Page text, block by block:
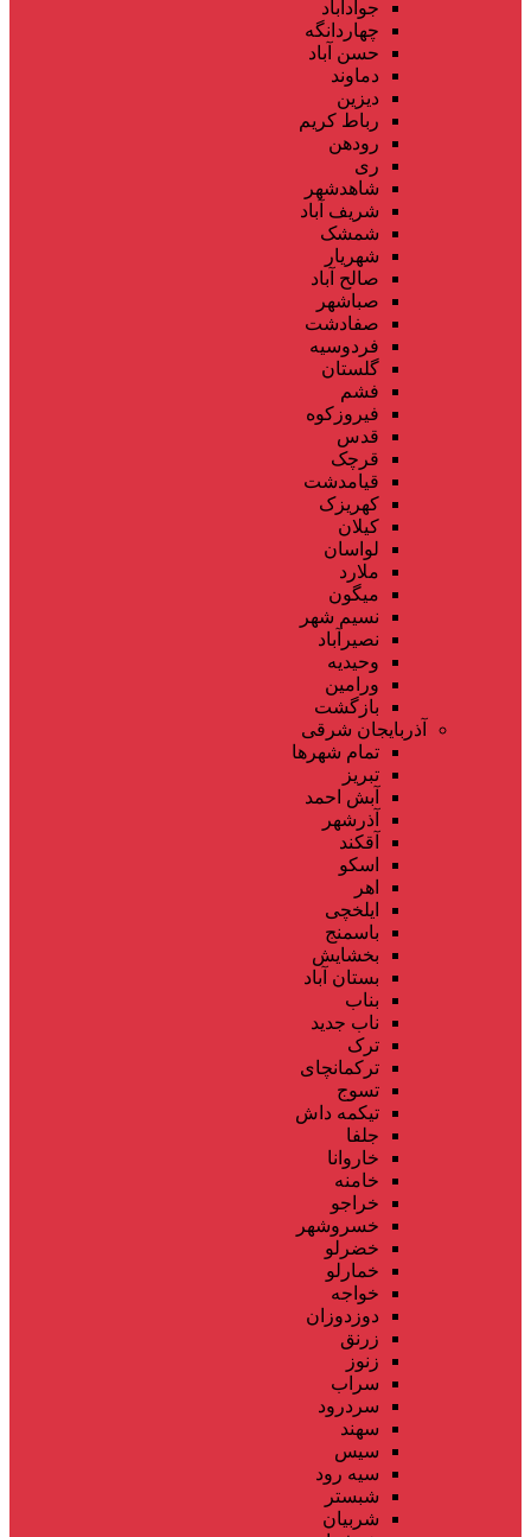
جوادآباد
چهاردانگه
حسن آباد
دماوند
دیزین
رباط کریم
رودهن
ری
شاهدشهر
شریف آباد
شمشک
شهریار
صالح آباد
صباشهر
صفادشت
فردوسیه
گلستان
فشم
فیروزکوه
قدس
قرچک
قیامدشت
کهریزک
کیلان
لواسان
ملارد
میگون
نسیم شهر
نصیرآباد
وحیدیه
ورامین
بازگشت
آذربایجان شرقی
تمام شهر‌ها
تبریز
آبش احمد
آذرشهر
آقکند
اسکو
اهر
ایلخچی
باسمنج
بخشایش
بستان آباد
بناب
ناب جدید
ترک
ترکمانچای
تسوج
تیکمه داش
جلفا
خاروانا
خامنه
خراجو
خسروشهر
خضرلو
خمارلو
خواجه
دوزدوزان
زرنق
زنوز
سراب
سردرود
سهند
سیس
سیه رود
شبستر
شربیان